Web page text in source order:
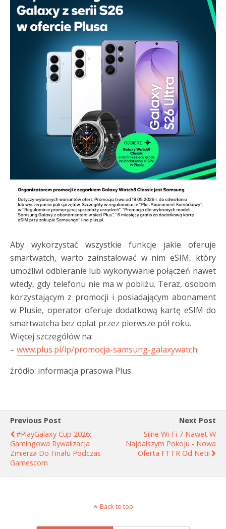
Aby wykorzystać wszystkie funkcje jakie oferuje
smartwatch, warto zainstalować w nim eSIM, który
umożliwi odbieranie lub wykonywanie połączeń nawet
wtedy, gdy telefonu nie ma w pobliżu. Teraz, osobom
korzystającym z promocji i posiadającym abonament
w Plusie, operator oferuje dodatkową kartę eSIM do
smartwatcha bez opłat przez pierwsze pół roku.
Więcej szczegółów na:
– www.plus.pl/lp/promocja-samsung-galaxywatch
źródło: informacja prasowa Plus
Previous Post
#PlayGalaxy Cup 2026:
Gamingowa Rywalizacja
Zmierza Do Finału Podczas
Gamescom
Next Post
Silne Wi-Fi 7 Nawet W
Najdalszym Pokoju - Nowa
Oferta FTTR Od Netii
Back to top